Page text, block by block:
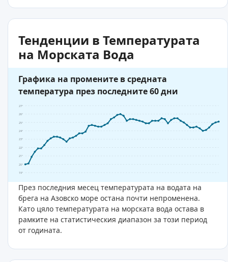
Тенденции в Температурата
на Морската Вода
Графика на промените в средната
температура през последните 60 дни
19°
20°
21°
22°
23°
24°
25°
26°
27°
През последния месец температурата на водата на
брега на Азовско море остана почти непроменена.
Като цяло температурата на морската вода остава в
рамките на статистическия диапазон за този период
от годината.